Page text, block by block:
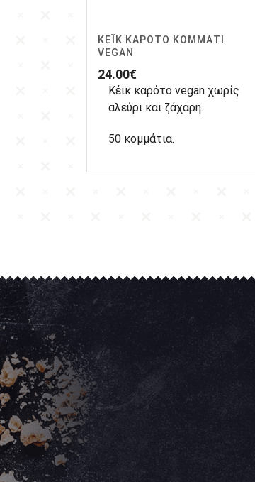
ΚΈΙΚ ΚΑΡΌΤΟ ΚΟΜΜΆΤΙ
VEGAN
24.00€
Κέικ καρότο vegan χωρίς
αλεύρι και ζάχαρη.
50 κομμάτια.